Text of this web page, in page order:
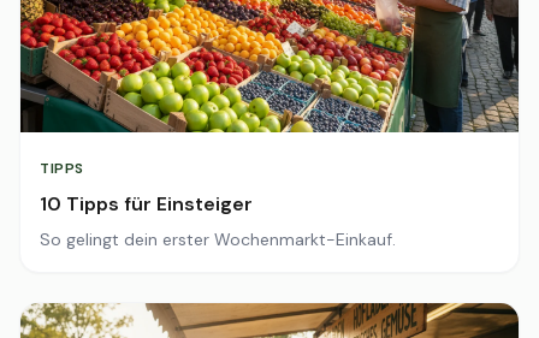
TIPPS
10 Tipps für Einsteiger
So gelingt dein erster Wochenmarkt-Einkauf.